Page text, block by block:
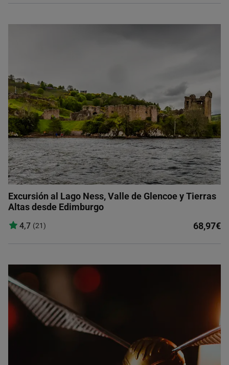
Excursión al Lago Ness, Valle de Glencoe y Tierras
Altas desde Edimburgo
4,7 (21) 68,97€